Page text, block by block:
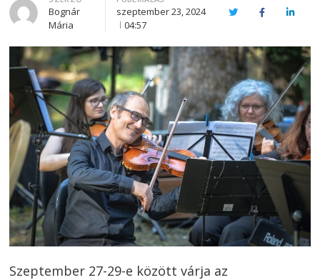
Bognár
Mária
szeptember 23, 2024
04:57
TwitterFacebook
Szeptember 27-29-e között várja az